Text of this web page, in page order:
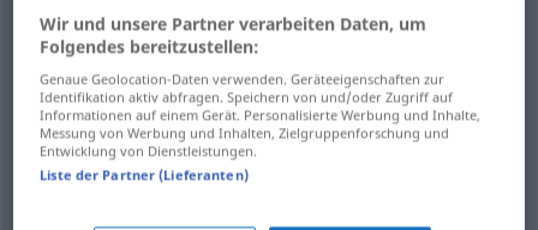
soak durchtränkenmit Flüssigkeit
saturate durchtränkenmit Flüssigkeit
steep durchtränken mit Flüssigkeit
Wir und unsere Partner verarbeiten Daten, um
Folgendes bereitzustellen:
Genaue Geolocation-Daten verwenden. Geräteeigenschaften zur
Identifikation aktiv abfragen. Speichern von und/oder Zugriff auf
Informationen auf einem Gerät. Personalisierte Werbung und Inhalte,
Messung von Werbung und Inhalten, Zielgruppenforschung und
Entwicklung von Dienstleistungen.
Liste der Partner (Lieferanten)